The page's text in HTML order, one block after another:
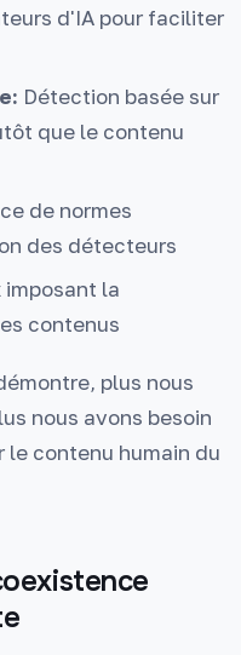
d'IA pour faciliter
Détection basée sur
que le contenu
de normes
des détecteurs
imposant la
contenus
plus nous
nous avons besoin
contenu humain du